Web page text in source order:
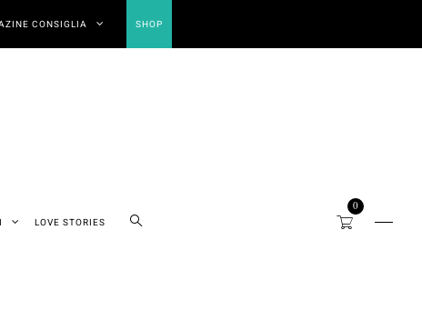
CONSIGLIA SHOP
LOVE STORIES
0